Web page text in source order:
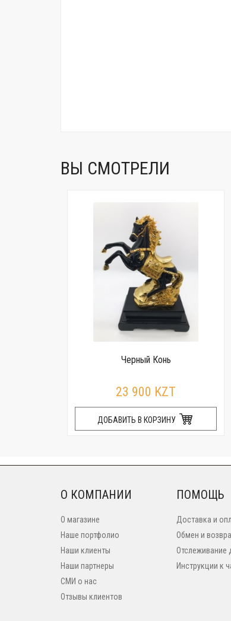
ВЫ СМОТРЕЛИ
Черный Конь
23 900 KZT
ДОБАВИТЬ В КОРЗИНУ
О КОМПАНИИ
О магазине
Наше портфолио
Наши клиенты
Наши партнеры
СМИ о нас
Отзывы клиентов
ПОМОЩЬ
Доставка и
Обмен и
Отслеживание
Инструкции к